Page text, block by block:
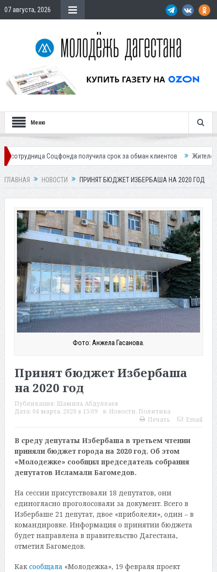
07 августа, 2026
Меню
Соцфонда получила срок за обман клиентов Жителей Дагестана
ГЛАВНАЯ НОВОСТИ ПРИНЯТ БЮДЖЕТ ИЗБЕРБАША НА 2020 ГОД
Фото: Анжела Гасанова.
Принят бюджет Избербаша
на 2020 год
Публикация: Шамиль Абдуллаев
Дата: 04 марта, 2020 в 15:09 в: Новости, Политика
Печать
Email
В среду депутаты Избербаша в третьем чтении
приняли бюджет города на 2020 год. Об этом
«Молодежке» сообщил председатель собрания
депутатов Исламали Багомедов.
На сессии присутствовали 18 депутатов, они
единогласно проголосовали за документ. Всего в
Избербаше 21 депутат, двое «приболели», один – в
командировке. Информация о принятии бюджета
будет направлена в правительство Дагестана,
отметил Багомедов.
Каксообщала «Молодежка», 19 февраля проект